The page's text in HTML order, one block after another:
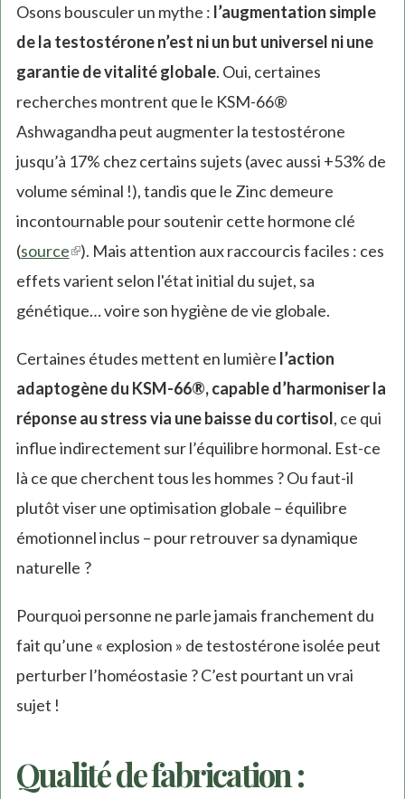
Osons bousculer un mythe : l’augmentation simple
de la testostérone n’est ni un but universel ni une
garantie de vitalité globale. Oui, certaines
recherches montrent que le KSM-66®
Ashwagandha peut augmenter la testostérone
jusqu’à 17% chez certains sujets (avec aussi +53% de
volume séminal !), tandis que le Zinc demeure
incontournable pour soutenir cette hormone clé
(source(link
is
external)
). Mais attention aux raccourcis faciles : ces
effets varient selon l'état initial du sujet, sa
génétique… voire son hygiène de vie globale.
Certaines études mettent en lumière l’action
adaptogène du KSM-66®, capable d’harmoniser la
réponse au stress via une baisse du cortisol, ce qui
influe indirectement sur l’équilibre hormonal. Est-ce
là ce que cherchent tous les hommes ? Ou faut-il
plutôt viser une optimisation globale – équilibre
émotionnel inclus – pour retrouver sa dynamique
naturelle ?
Pourquoi personne ne parle jamais franchement du
fait qu’une « explosion » de testostérone isolée peut
perturber l’homéostasie ? C’est pourtant un vrai
sujet !
Qualité de fabrication :